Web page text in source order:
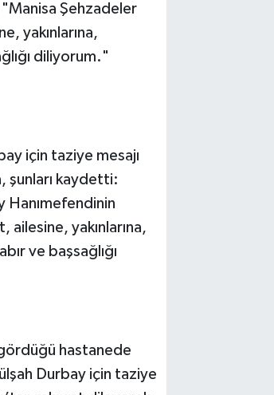
"Manisa Şehzadeler
yakınlarına,
diliyorum."
için taziye mesajı
şunları kaydetti:
Hanımefendinin
yakınlarına,
ve başsağlığı
hastanede
Durbay için taziye